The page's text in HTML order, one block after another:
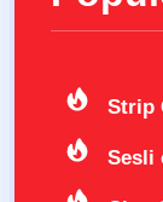
Strip
Sesli